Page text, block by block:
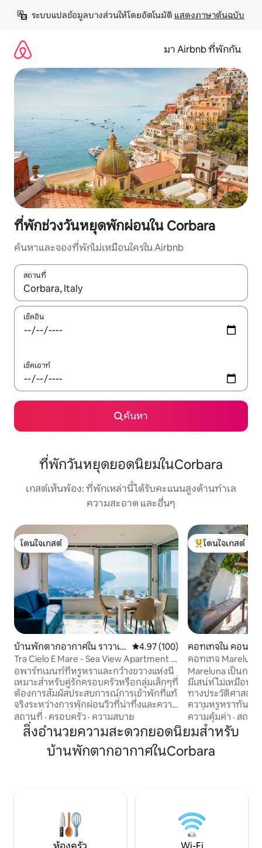
เนื้อหา
ระบบแปลข้อมูลบางส่วนให้โดยอัตโนมัติ แสดงภาษาต้นฉบับ
มา Airbnb ที่พักกัน
ที่พักช่วงวันหยุดพักผ่อนใน Corbara
ค้นหาและจองที่พักไม่เหมือนใครใน Airbnb
สถานที่
ใช้ลูกศรขึ้นลง หรือใช้การสัมผัสหรือปัด เพื่อสำรวจผลการค้นหา
เช็คอิน
เช็คเอาท์
ค้นหา
ที่พักวันหยุดยอดนิยมในCorbara
เกสต์เห็นพ้อง: ที่พักเหล่านี้ได้รับคะแนนสูงด้านทำเล
ความสะอาด และอื่นๆ
โดนใจเกสต์
โดนใจเกสต์
บ้านพักตากอากาศใน ราวาเอ
ลโล
คะแนนเฉลี่ย 4.97 จาก 5, 100 รีวิว
4.97 (100)
Tra Cielo E Mare - Sea View Apartment in
Ravello
อพาร์ทเมนท์ที่หรูหราและกว้างขวางแห่งนี้
เหมาะสำหรับคู่รักครอบครัวหรือกลุ่มเล็กๆที่
ต้องการสัมผัสประสบการณ์การเข้าพักที่แท้
จริงระหว่างการพักผ่อนวิวที่น่าทึ่งและความ
สะดวกสบาย สิ่งที่คุณจะพบ: • ห้องนอน 2
ห้องที่ตกแต่งอย่างมีรสนิยมและน่าอยู่ •
ห้องน้ำทันสมัย 2 ห้องเหมาะสำหรับความ
เป็นส่วนตัวและความสะดวกสบาย • ห้องนั่ง
เล่นที่สว่างสดใสและเข้าถึงระเบียงพาโนรา
เพื่อให้รู้สึกเหมือนอยู่บ้าน • ที่จอดรถส่วนตัว
ฟรี 2 คันความหรูหราที่แท้จริงบนชายฝั่ง
สถานที่ · ครอบครัว · ความสบาย
โดนใจเกสต์ที่สุด
โดนใจเกสต์
คอทเทจใน คอนคา
คอทเทจ
Mareluna เป็นกร
มีเสน่ห์ไม่เหมือน
ทางประวัติศาสตร์
ความหรูหราทันสมั
มาที่สวยงามและก
หรูหราพร้อมรายล
กระเบื้องแบบดั้งเ
สะดวกที่ทันสมัยเช่
สมาร์ททีวี การตก
ทิวทัศน์ชายฝั่งที่น่
อาหารกลางแจ้ง
ความคุ้มค่า · สถาน
สิ่งอำนวยความสะดวกยอดนิยมสำหรับ
บ้านพักตากอากาศในCorbara